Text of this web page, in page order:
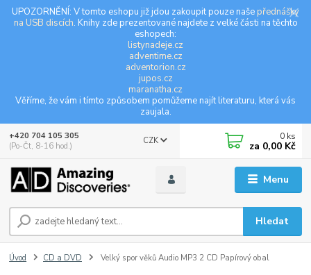
UPOZORNĚNÍ: V tomto eshopu již jdou zakoupit pouze naše přednášky
na USB discích. Knihy zde prezentované najdete z velké části na těchto
eshopech:
listynadeje.cz
adventime.cz
adventorion.cz
jupos.cz
maranatha.cz
Věříme, že vám i tímto způsobem pomůžeme najít literaturu, která vás
zaujala.
Menu
CZK
Hledat
+420 704 105 305
(Po-Čt, 8-16 hod.)
0 ks
za 0,00 Kč
Úvod CD a DVD Velký spor věků Audio MP3 2 CD Papírový obal